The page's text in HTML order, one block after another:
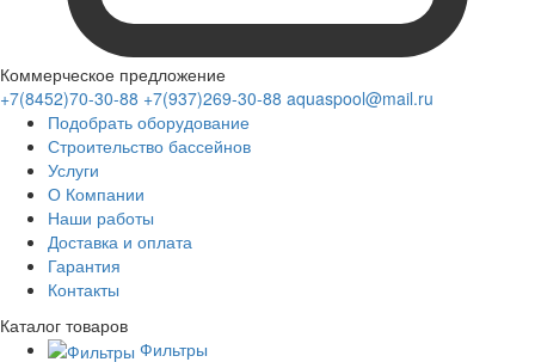
Коммерческое предложение
+7(8452)70-30-88 +7(937)269-30-88 aquaspool@mail.ru
Подобрать оборудование
Строительство бассейнов
Услуги
О Компании
Наши работы
Доставка и оплата
Гарантия
Контакты
Каталог товаров
Фильтры